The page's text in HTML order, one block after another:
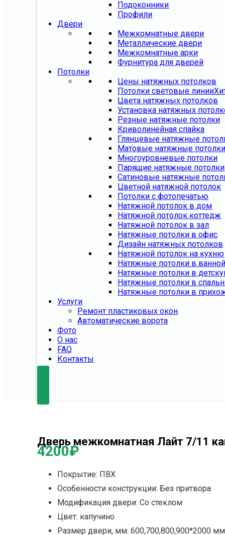
Подоконники
Профили
Двери
Межкомнатные двери
Металлические двери
Межкомнатные арки
Фурнитура для дверей
Потолки
Цены натяжных потолков
Потолки световые линии
Цвета натяжных потолков
Установка натяжных
Резные натяжные потолки
Криволинейная спайка
Глянцевые натяжные
Матовые натяжные потолки
Многоуровневые потолки
Парящие натяжные потолки
Сатиновые натяжные
Цветной натяжной потолок
Потолки с фотопечатью
Натяжной потолок в дом
Натяжной потолок коттедж
Натяжной потолок в зал
Натяжные потолки в офис
Дизайн натяжных потолков
Натяжной потолок на кухню
Натяжные потолки в ванной
Натяжные потолки в
Натяжные потолки в
Натяжные потолки в
Услуги
Ремонт пластиковых окон
Автоматические ворота
Фото
О нас
FAQ
Контакты
Дверь межкомнатная Лайт 7/11
4200₽
Покрытие: ПВХ
Особенности конструкции: Без притвора
Модификация двери: Со стеклом
Цвет: капучино
Размер двери, мм: 600,700,800,900*2000 мм